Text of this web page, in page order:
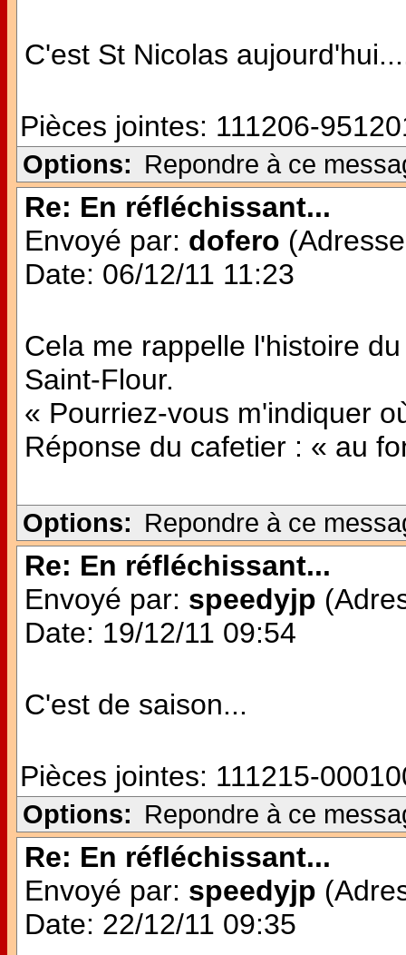
C'est St Nicolas
Pièces jointes: 111206-
Options: Repondre à ce
Re: En réfléchissant...
Envoyé par: dofero
Date: 06/12/11 11:23
Cela me rappelle l'histoire
Saint-Flour.
« Pourriez-vous m'indiquer
Réponse du cafetier : « au
Options: Repondre à ce
Re: En réfléchissant...
Envoyé par: speedyjp
Date: 19/12/11 09:54
C'est de saison...
Pièces jointes: 111215-
Options: Repondre à ce
Re: En réfléchissant...
Envoyé par: speedyjp
Date: 22/12/11 09:35